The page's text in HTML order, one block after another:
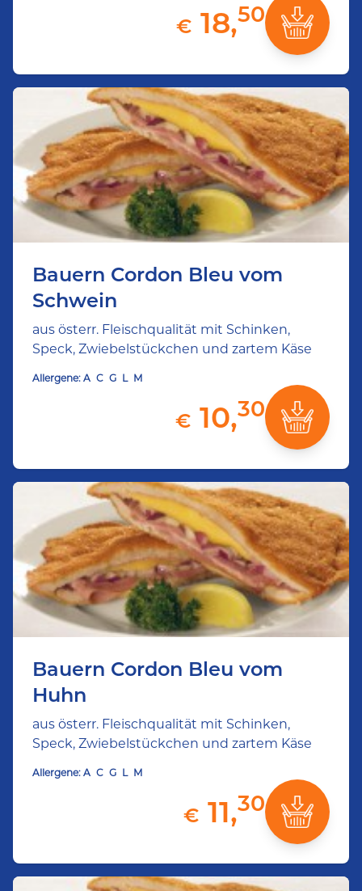
€ 18,50
Bauern Cordon Bleu vom
Schwein
aus österr. Fleischqualität mit Schinken,
Speck, Zwiebelstückchen und zartem Käse
Allergene: A C G L M
€ 10,30
Bauern Cordon Bleu vom
Huhn
aus österr. Fleischqualität mit Schinken,
Speck, Zwiebelstückchen und zartem Käse
Allergene: A C G L M
€ 11,30